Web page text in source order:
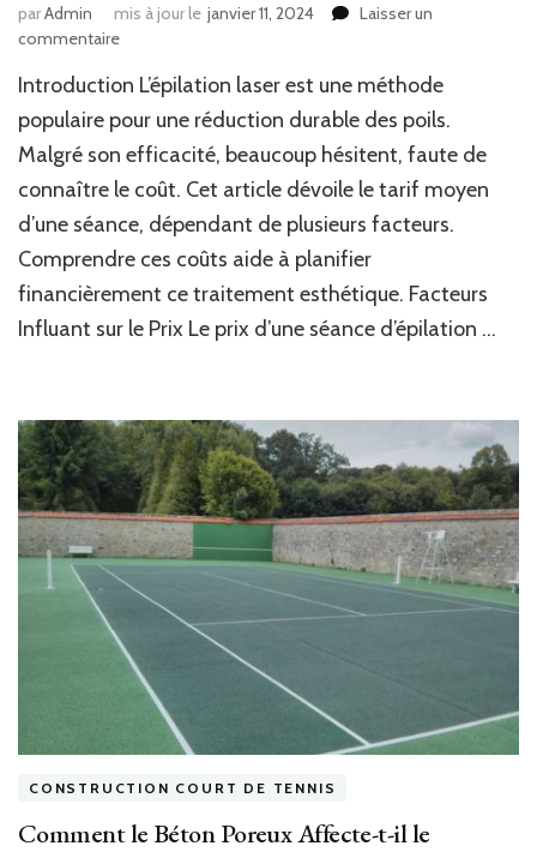
parAdmin mis à jour le janvier 11, 2024
Laisser un
commentairesur
est
le
moyen
d’une
séance
d’épilation
laser
?
Introduction L’épilation laser est une méthode
populaire pour une réduction durable des poils.
Malgré son efficacité, beaucoup hésitent, faute de
connaître le coût. Cet article dévoile le tarif moyen
d’une séance, dépendant de plusieurs facteurs.
Comprendre ces coûts aide à planifier
financièrement ce traitement esthétique. Facteurs
Influant sur le Prix Le prix d’une séance d’épilation …
CONSTRUCTION COURT DE TENNIS
Comment le Béton Poreux Affecte-t-il le